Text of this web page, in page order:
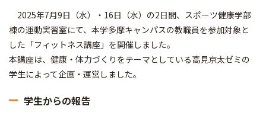
2025年7月9日（水）・16日（水）の2日間、スポーツ健康学部
棟の運動実習室にて、本学多摩キャンパスの教職員を参加対象と
した「フィットネス講座」を開催しました。
本講座は、健康・体力づくりをテーマとしている高見京太ゼミの
学生によって企画・運営しました。
学生からの報告